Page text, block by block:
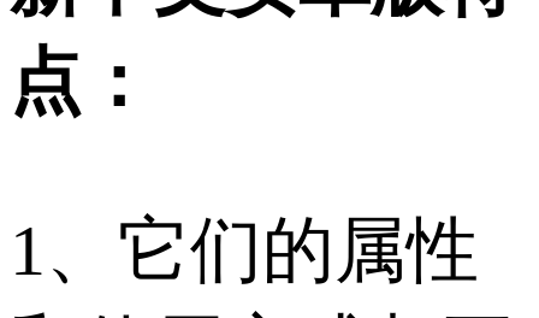
点：
1、它们的属性